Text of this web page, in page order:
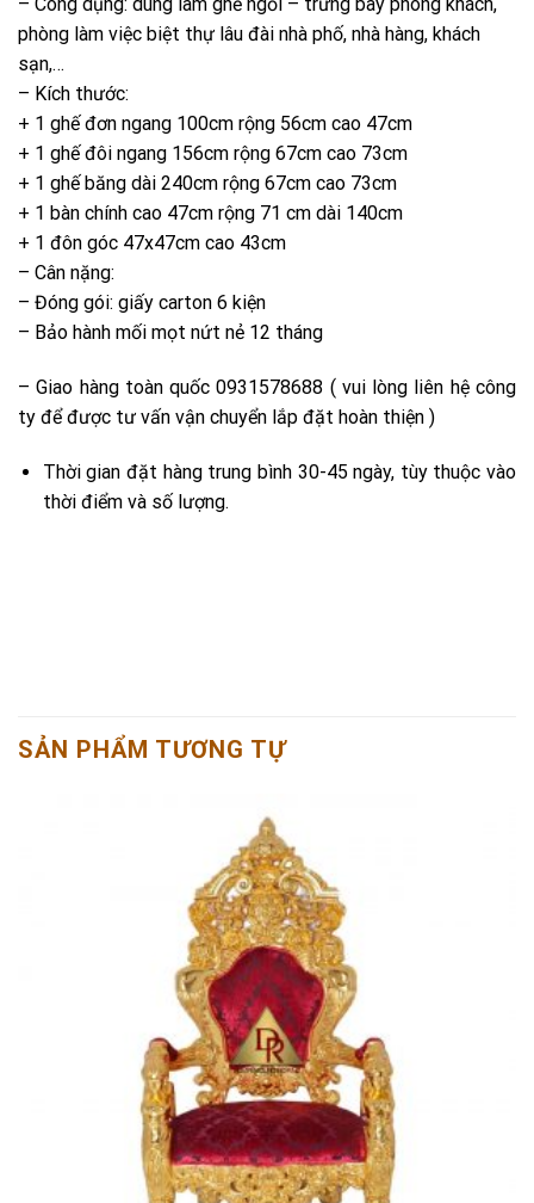
– Công dụng: dùng làm ghế ngồi – trưng bày phòng khách,
phòng làm việc biệt thự lâu đài nhà phố, nhà hàng, khách
sạn,…
– Kích thước:
+ 1 ghế đơn ngang 100cm rộng 56cm cao 47cm
+ 1 ghế đôi ngang 156cm rộng 67cm cao 73cm
+ 1 ghế băng dài 240cm rộng 67cm cao 73cm
+ 1 bàn chính cao 47cm rộng 71 cm dài 140cm
+ 1 đôn góc 47x47cm cao 43cm
– Cân nặng:
– Đóng gói: giấy carton 6 kiện
– Bảo hành mối mọt nứt nẻ 12 tháng
– Giao hàng toàn quốc 0931578688 ( vui lòng liên hệ công
ty để được tư vấn vận chuyển lắp đặt hoàn thiện )
Thời gian đặt hàng trung bình 30-45 ngày, tùy thuộc vào
thời điểm và số lượng.
SẢN PHẨM TƯƠNG TỰ